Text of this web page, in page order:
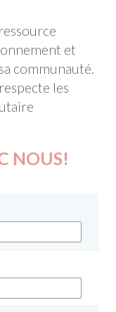
et
communauté.
les
NOUS!